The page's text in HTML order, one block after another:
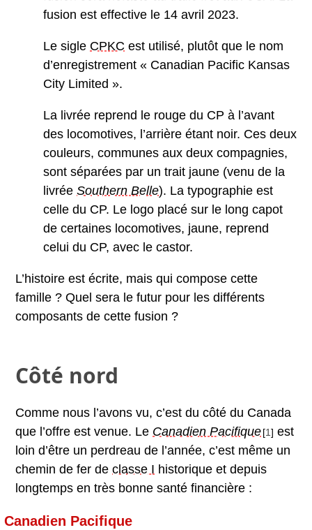
fusion est effective le 14 avril 2023.
Le sigle CPKC est utilisé, plutôt que le nom
d’enregistrement « Canadian Pacific Kansas
City Limited ».
La livrée reprend le rouge du CP à l’avant
des locomotives, l’arrière étant noir. Ces deux
couleurs, communes aux deux compagnies,
sont séparées par un trait jaune (venu de la
livrée Southern Belle). La typographie est
celle du CP. Le logo placé sur le long capot
de certaines locomotives, jaune, reprend
celui du CP, avec le castor.
L’histoire est écrite, mais qui compose cette
famille ? Quel sera le futur pour les différents
composants de cette fusion ?
Côté nord
Comme nous l’avons vu, c’est du côté du Canada
que l’offre est venue. Le Canadien Pacifique[1] est
loin d’être un perdreau de l’année, c’est même un
chemin de fer de classe I historique et depuis
longtemps en très bonne santé financière :
Canadien Pacifique